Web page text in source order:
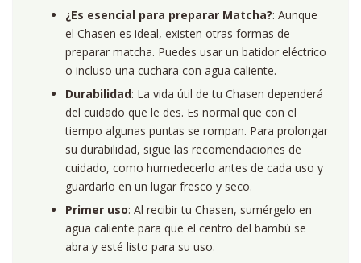
¿Es esencial para preparar Matcha?: Aunque
el Chasen es ideal, existen otras formas de
preparar matcha. Puedes usar un batidor eléctrico
o incluso una cuchara con agua caliente.
Durabilidad: La vida útil de tu Chasen dependerá
del cuidado que le des. Es normal que con el
tiempo algunas puntas se rompan. Para prolongar
su durabilidad, sigue las recomendaciones de
cuidado, como humedecerlo antes de cada uso y
guardarlo en un lugar fresco y seco.
Primer uso: Al recibir tu Chasen, sumérgelo en
agua caliente para que el centro del bambú se
abra y esté listo para su uso.